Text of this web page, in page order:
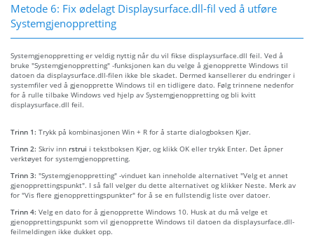
Metode 6: Fix ødelagt Displaysurface.dll-fil ved å utføre
Systemgjenoppretting
Systemgjenoppretting er veldig nyttig når du vil fikse displaysurface.dll feil. Ved å
bruke "Systemgjenoppretting" -funksjonen kan du velge å gjenopprette Windows til
datoen da displaysurface.dll-filen ikke ble skadet. Dermed kansellerer du endringer i
systemfiler ved å gjenopprette Windows til en tidligere dato. Følg trinnene nedenfor
for å rulle tilbake Windows ved hjelp av Systemgjenoppretting og bli kvitt
displaysurface.dll feil.
Trinn 1: Trykk på kombinasjonen Win + R for å starte dialogboksen Kjør.
Trinn 2: Skriv inn rstrui i tekstboksen Kjør, og klikk OK eller trykk Enter. Det åpner
verktøyet for systemgjenoppretting.
Trinn 3: "Systemgjenoppretting" -vinduet kan inneholde alternativet "Velg et annet
gjenopprettingspunkt". I så fall velger du dette alternativet og klikker Neste. Merk av
for "Vis flere gjenopprettingspunkter" for å se en fullstendig liste over datoer.
Trinn 4: Velg en dato for å gjenopprette Windows 10. Husk at du må velge et
gjenopprettingspunkt som vil gjenopprette Windows til datoen da displaysurface.dll-
feilmeldingen ikke dukket opp.